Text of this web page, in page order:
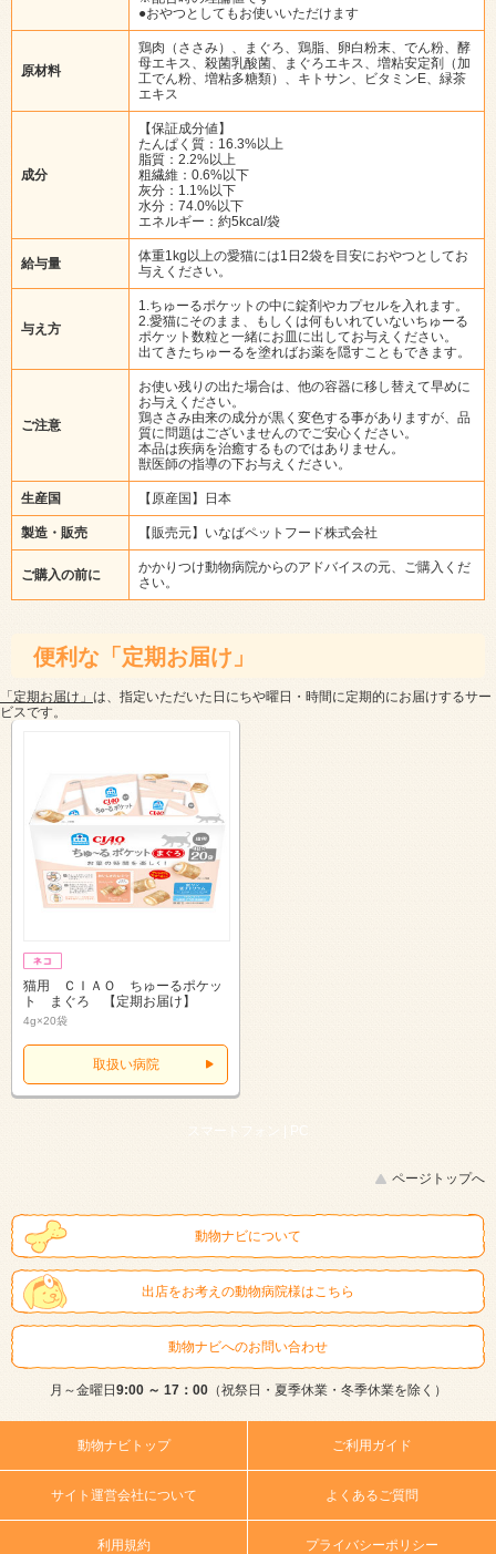
●おやつとしてもお使いいただけます
原材料
鶏肉（ささみ）、まぐろ、鶏脂、卵白粉末、でん粉、酵
母エキス、殺菌乳酸菌、まぐろエキス、増粘安定剤（加
工でん粉、増粘多糖類）、キトサン、ビタミンE、緑茶
エキス
成分
【保証成分値】
たんぱく質：16.3%以上
脂質：2.2%以上
粗繊維：0.6%以下
灰分：1.1%以下
水分：74.0%以下
エネルギー：約5kcal/袋
給与量
体重1kg以上の愛猫には1日2袋を目安におやつとしてお
与えください。
与え方
1.ちゅーるポケットの中に錠剤やカプセルを入れます。
2.愛猫にそのまま、もしくは何もいれていないちゅーる
ポケット数粒と一緒にお皿に出してお与えください。
出てきたちゅーるを塗ればお薬を隠すこともできます。
ご注意
お使い残りの出た場合は、他の容器に移し替えて早めに
お与えください。
鶏ささみ由来の成分が黒く変色する事がありますが、品
質に問題はございませんのでご安心ください。
本品は疾病を治癒するものではありません。
獣医師の指導の下お与えください。
生産国 【原産国】日本
製造・販売 【販売元】いなばペットフード株式会社
ご購入の前に
かかりつけ動物病院からのアドバイスの元、ご購入くだ
さい。
便利な「定期お届け」
「定期お届け」 は、指定いただいた日にちや曜日・時間に定期的にお届けするサー
ビスです。
猫用 ＣＩＡＯ ちゅーるポケッ
ト まぐろ 【定期お届け】
4g×20袋
取扱い病院
スマートフォン | PC
ページトップへ
動物ナビについて
出店をお考えの動物病院様はこちら
動物ナビへのお問い合わせ
月～金曜日 9:00 ～ 17：00（祝祭日・夏季休業・冬季休業を除く）
動物ナビトップ ご利用ガイド
サイト運営会社について よくあるご質問
利用規約 プライバシーポリシー